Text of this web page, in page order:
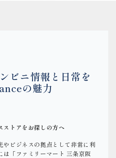
ビニ情報と日常を
の魅力
ストアをお探しの方へ
やビジネスの拠点として非常に利
「ファミリーマート 三条京阪